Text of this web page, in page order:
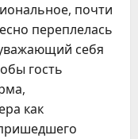
почти
переплелась
себя
гость
как